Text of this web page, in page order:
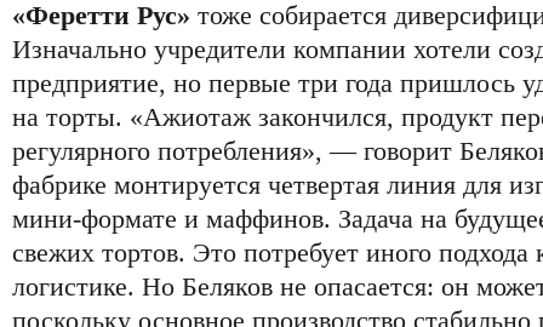
«Феретти Рус» тоже собирается
Изначально учредители компании хотели
предприятие, но первые три года пришлось
на торты. «Ажиотаж закончился, продукт
регулярного потребления», — говорит
фабрике монтируется четвертая линия для
мини-формате и маффинов. Задача на
свежих тортов. Это потребует иного подхода
логистике. Но Беляков не опасается: он
поскольку основное производство